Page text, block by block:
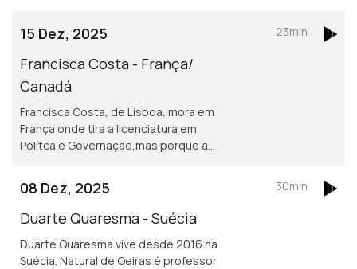
humanitária Misty Ships.
15 Dez, 2025
Francisca Costa - França/
Canadá
Francisca Costa, de Lisboa, mora em
França onde tira a licenciatura em
Polítca e Governação,mas porque a
Asilo e migração são áreas de
investigação
23min
08 Dez, 2025
Duarte Quaresma - Suécia
Duarte Quaresma vive desde 2016 na
Suécia. Natural de Oeiras é professor
30min